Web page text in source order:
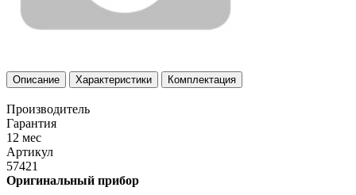
Описание Характеристики Комплектация
Производитель
Гарантия
12 мес
Артикул
57421
Оригинальный прибор